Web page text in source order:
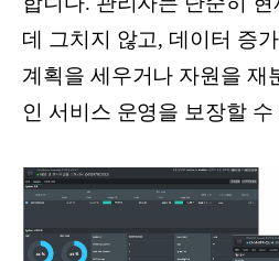
데 그치지 않고, 데이터 증
계획을 세우거나 자원을 재
인 서비스 운영을 보장할 수